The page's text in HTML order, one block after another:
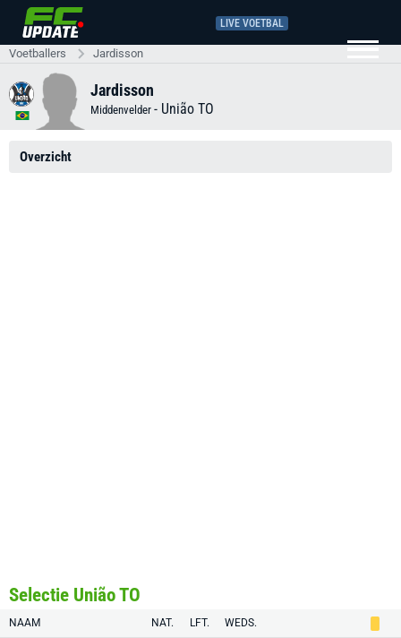
LIVE VOETBAL
Voetballers Jardisson
Jardisson
Middenvelder - União TO
Overzicht
Selectie União TO
NAAM NAT. LFT. WEDS.